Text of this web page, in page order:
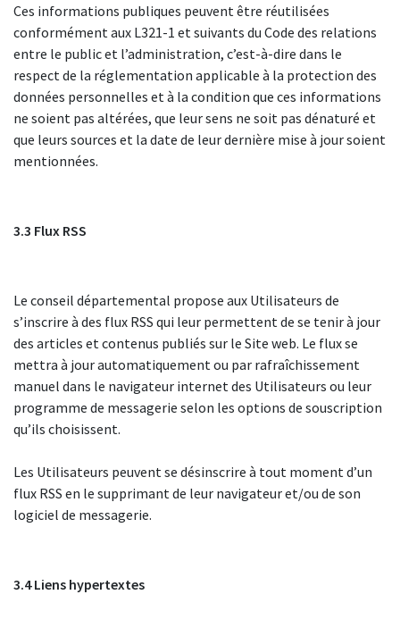
Ces informations publiques peuvent être réutilisées
conformément aux L321-1 et suivants du Code des relations
entre le public et l’administration, c’est-à-dire dans le
respect de la réglementation applicable à la protection des
données personnelles et à la condition que ces informations
ne soient pas altérées, que leur sens ne soit pas dénaturé et
que leurs sources et la date de leur dernière mise à jour soient
mentionnées.
3.3 Flux RSS
Le conseil départemental propose aux Utilisateurs de
s’inscrire à des flux RSS qui leur permettent de se tenir à jour
des articles et contenus publiés sur le Site web. Le flux se
mettra à jour automatiquement ou par rafraîchissement
manuel dans le navigateur internet des Utilisateurs ou leur
programme de messagerie selon les options de souscription
qu’ils choisissent.
Les Utilisateurs peuvent se désinscrire à tout moment d’un
flux RSS en le supprimant de leur navigateur et/ou de son
logiciel de messagerie.
3.4 Liens hypertextes